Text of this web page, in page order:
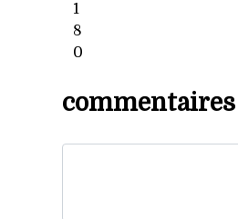
1
8
0
commentaires